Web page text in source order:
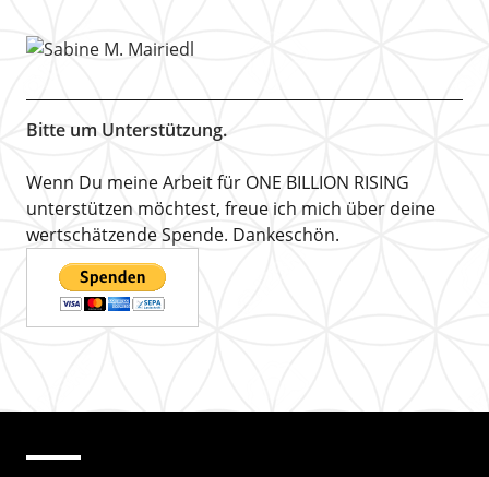
Bitte um Unterstützung.
Wenn Du meine Arbeit für ONE BILLION RISING
unterstützen möchtest, freue ich mich über deine
wertschätzende Spende. Dankeschön.